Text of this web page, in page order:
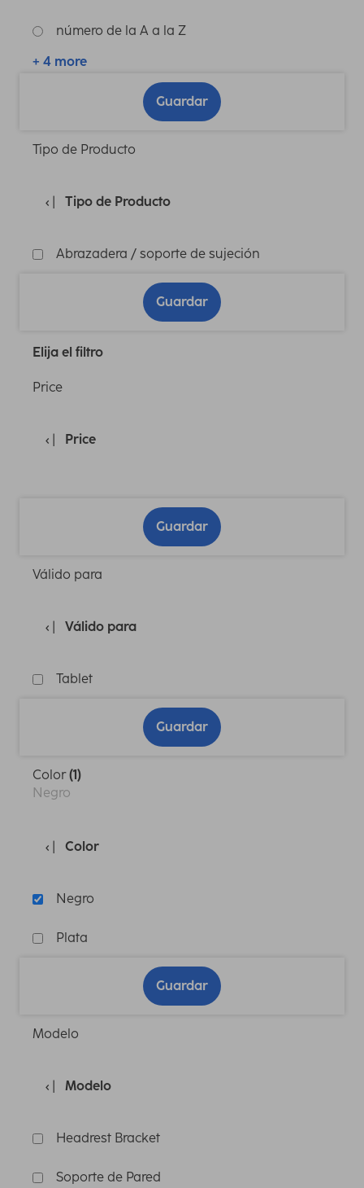
número de la A a la Z
+ 4 more
Guardar
Tipo de Producto
Tipo de Producto
Abrazadera / soporte de sujeción
Guardar
Elija el filtro
Price
Price
Guardar
Válido para
Válido para
Tablet
Guardar
Color(1)
Negro
Color
Negro
Plata
Guardar
Modelo
Modelo
Headrest Bracket
Soporte de Pared